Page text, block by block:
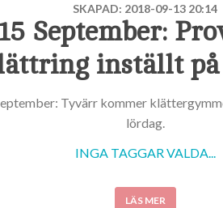
SKAPAD: 2018-09-13 20:14
September:
inställt på
Tyvärr kommer
lördag.
INGA TAGGAR VALDA...
LÄS MER